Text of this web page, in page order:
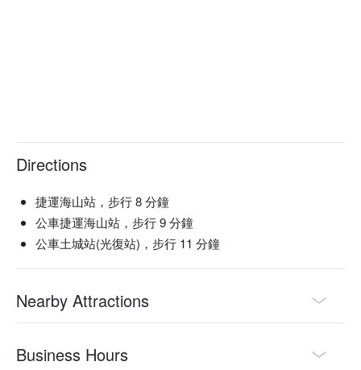
Directions
捷運海山站，步行 8 分鐘
公車捷運海山站，步行 9 分鐘
公車土城站(光復站)，步行 11 分鐘
Nearby Attractions
Business Hours